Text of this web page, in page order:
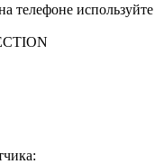
телефоне используйте